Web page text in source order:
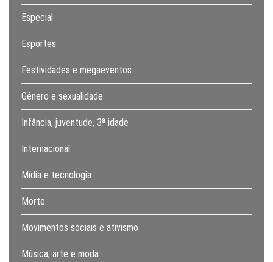
Especial
Esportes
Festividades e megaeventos
Gênero e sexualidade
Infância, juventude, 3ª idade
Internacional
Mídia e tecnologia
Morte
Movimentos sociais e ativismo
Música, arte e moda